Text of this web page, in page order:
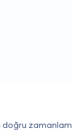
güvenilir.